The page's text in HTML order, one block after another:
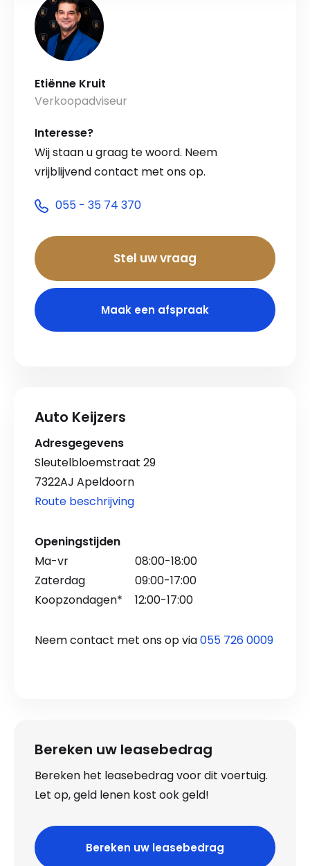
Etiënne Kruit
Verkoopadviseur
Interesse?
Wij staan u graag te woord. Neem
vrijblijvend contact met ons op.
055 - 35 74 370
Stel uw vraag
Maak een afspraak
Auto Keijzers
Adresgegevens
Sleutelbloemstraat 29
7322AJ Apeldoorn
Route beschrijving
Openingstijden
Ma-vr
08:00-18:00
Zaterdag
09:00-17:00
Koopzondagen*
12:00-17:00
Neem contact met ons op via055 726 0009
Bereken uw leasebedrag
Bereken het leasebedrag voor dit voertuig.
Let op, geld lenen kost ook geld!
Bereken uw leasebedrag